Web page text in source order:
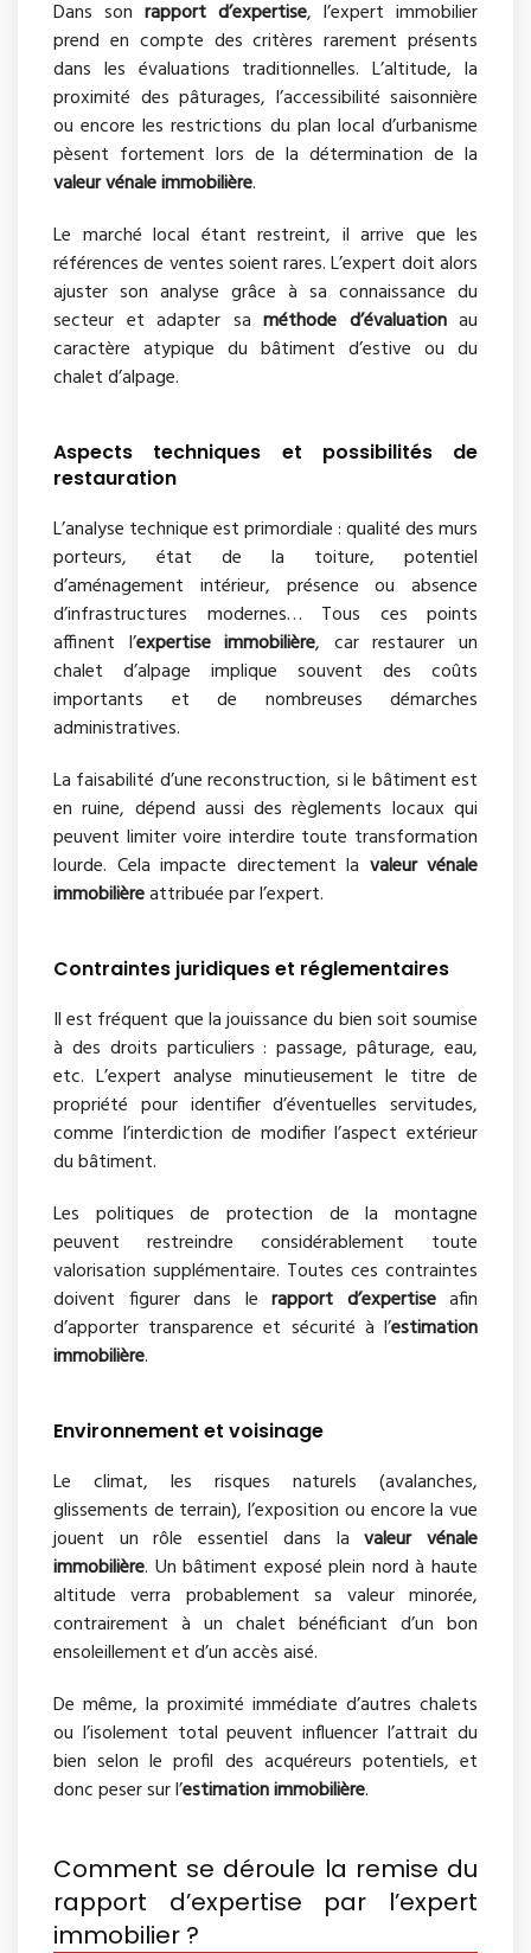
Dans son rapport d’expertise, l’expert immobilier
prend en compte des critères rarement présents
dans les évaluations traditionnelles. L’altitude, la
proximité des pâturages, l’accessibilité saisonnière
ou encore les restrictions du plan local d’urbanisme
pèsent fortement lors de la détermination de la
valeur vénale immobilière.
Le marché local étant restreint, il arrive que les
références de ventes soient rares. L’expert doit alors
ajuster son analyse grâce à sa connaissance du
secteur et adapter sa méthode d’évaluationau
caractère atypique du bâtiment d’estive ou du
chalet d’alpage.
Aspects techniques et possibilités de
restauration
L’analyse technique est primordiale : qualité des murs
porteurs, état de la toiture, potentiel
d’aménagement intérieur, présence ou absence
d’infrastructures modernes… Tous ces points
affinent l’expertise immobilière, car restaurer un
chalet d’alpage implique souvent des coûts
importants et de nombreuses démarches
administratives.
La faisabilité d’une reconstruction, si le bâtiment est
en ruine, dépend aussi des règlements locaux qui
peuvent limiter voire interdire toute transformation
lourde. Cela impacte directement la valeur vénale
immobilièreattribuée par l’expert.
Contraintes juridiques et réglementaires
Il est fréquent que la jouissance du bien soit soumise
à des droits particuliers : passage, pâturage, eau,
etc. L’expert analyse minutieusement le titre de
propriété pour identifier d’éventuelles servitudes,
comme l’interdiction de modifier l’aspect extérieur
du bâtiment.
Les politiques de protection de la montagne
peuvent restreindre considérablement toute
valorisation supplémentaire. Toutes ces contraintes
doivent figurer dans le rapport d’expertiseafin
d’apporter transparence et sécurité à l’estimation
immobilière.
Environnement et voisinage
Le climat, les risques naturels (avalanches,
glissements de terrain), l’exposition ou encore la vue
jouent un rôle essentiel dans lavaleur vénale
immobilière. Un bâtiment exposé plein nord à haute
altitude verra probablement sa valeur minorée,
contrairement à un chalet bénéficiant d’un bon
ensoleillement et d’un accès aisé.
De même, la proximité immédiate d’autres chalets
ou l’isolement total peuvent influencer l’attrait du
bien selon le profil des acquéreurs potentiels, et
donc peser sur l’estimation immobilière.
Comment se déroule la remise du
rapport d’expertise par l’expert
immobilier ?